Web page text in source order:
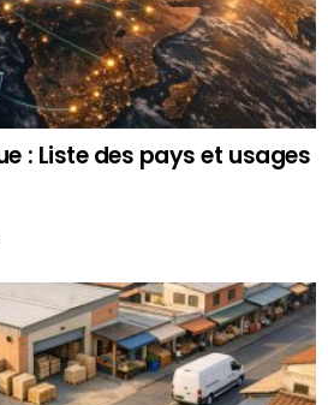
: Liste des pays et usages